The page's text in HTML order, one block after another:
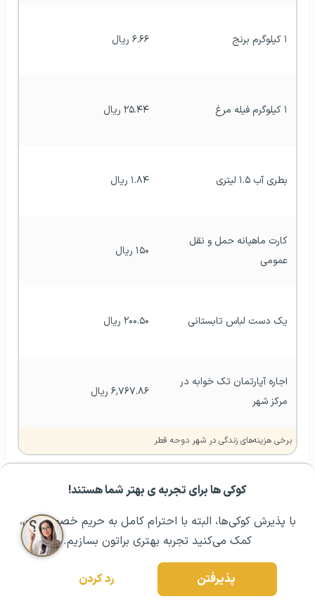
کوکی ها برای تجربه ی بهتر شما هستند!
با پذیرش کوکی‌ها، البته با احترام کامل به حریم خصوصیتون،
کمک می‌کنید تجربه بهتری براتون بسازیم.
پذیرفتن رد کردن
مشــاوره اولیه رایگان: ۰۲۱ ۴۳۰۰۰ ۰۲۱ رزرو مشاوره تخصصی
۱ کیلوگرم برنج ۶.۶۶ ريال
۱ کیلوگرم فیله مرغ ۲۵.۴۴ ريال
بطری آب ۱.۵ لیتری ۱.۸۴ ريال
عمومی
۱۵۰ ريال
یک دست لباس تابستانی ۲۰۰.۵۰ ريال
مرکز شهر
۶,۷۶۷.۸۶ ريال
برخی هزینه‌های زندگی در شهر دوحه قطر
روش های استخدام در قطر
تاریخچه شهر دوحه قطر
شهر دوحه بزرگترین شهر کشور قطر و همچنین پایتخت این
کشور است. این شهر در سواحل خلیج فارس قرار دارد و